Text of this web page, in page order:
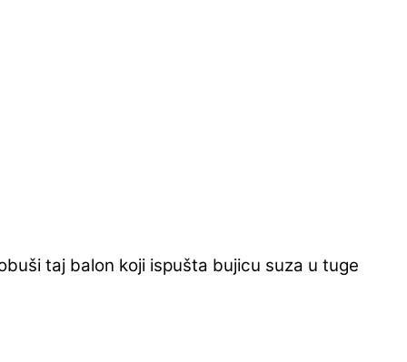
taj balon koji ispušta bujicu suza u tuge